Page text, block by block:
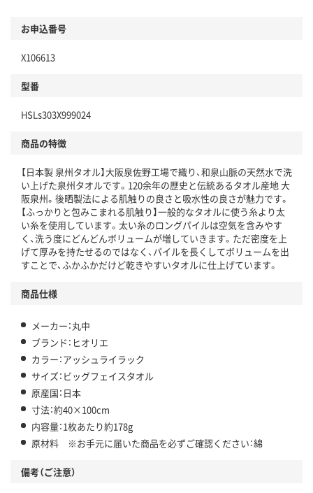
お申込番号
X106613
型番
HSLs303X999024
商品の特徴
【日本製 泉州タオル】大阪泉佐野工場で織り、和泉山脈の天然水で洗
い上げた泉州タオルです。120余年の歴史と伝統あるタオル産地 大
阪泉州。後晒製法による肌触りの良さと吸水性の良さが魅力です。
【ふっかりと包みこまれる肌触り】一般的なタオルに使う糸より太
い糸を使用しています。太い糸のロングパイルは空気を含みやす
く、洗う度にどんどんボリュームが増していきます。ただ密度を上
げて厚みを持たせるのではなく、パイルを長くしてボリュームを出
すことで、ふかふかだけど乾きやすいタオルに仕上げています。
商品仕様
メーカー：丸中
ブランド：ヒオリエ
カラー：アッシュライラック
サイズ：ビッグフェイスタオル
原産国：日本
寸法：約40×100cm
内容量：1枚あたり約178g
原材料 ※お手元に届いた商品を必ずご確認ください：綿
備考（ご注意）